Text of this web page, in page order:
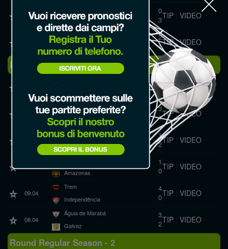
16.04
Nacional AM
0
3TIP| VIDEO
Paysandu
Independência
2
1TIP|VIDEO
Round Regular Season - 3
7
0TIP|VIDEO
10.04
GAS
Guaporé
3
1TIP|VIDEO
09.04
Monte Roraima
Porto Velho
1
2TIP| VIDEO
09.04
Amazonas
1
0TIP| VIDEO
09.04
Trem
Independência
4
0TIP| VIDEO
08.04
Águia de Marabá
Galvez
3
2TIP| VIDEO
Round Regular Season - 2